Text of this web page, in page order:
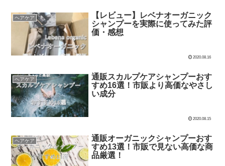
ヘアケア
【レビュー】レベナオーガニック
シャンプーを実際に使ってみた評
価・感想
2020.08.16
ヘアケア
通販スカルプケアシャンプーおす
すめ16選！市販より高価なやさし
い成分
2020.08.15
ヘアケア
通販オーガニックシャンプーおす
すめ13選！市販で見ない高価な商
品厳選！